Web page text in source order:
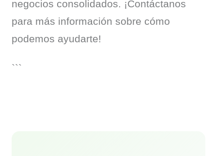
negocios consolidados. ¡Contáctanos
para más información sobre cómo
podemos ayudarte!
```